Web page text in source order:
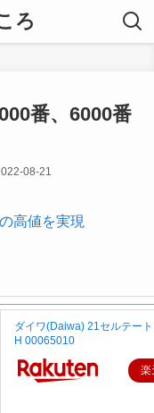
ろ
番、6000番
08-21
高値を実現
ダイワ(Daiwa) 21セルテー
H 00065010
楽